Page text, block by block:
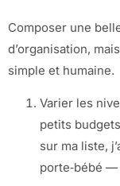
Composer une
d’organisation,
simple et humaine.
Varier les
petits
sur ma liste,
porte‑bébé